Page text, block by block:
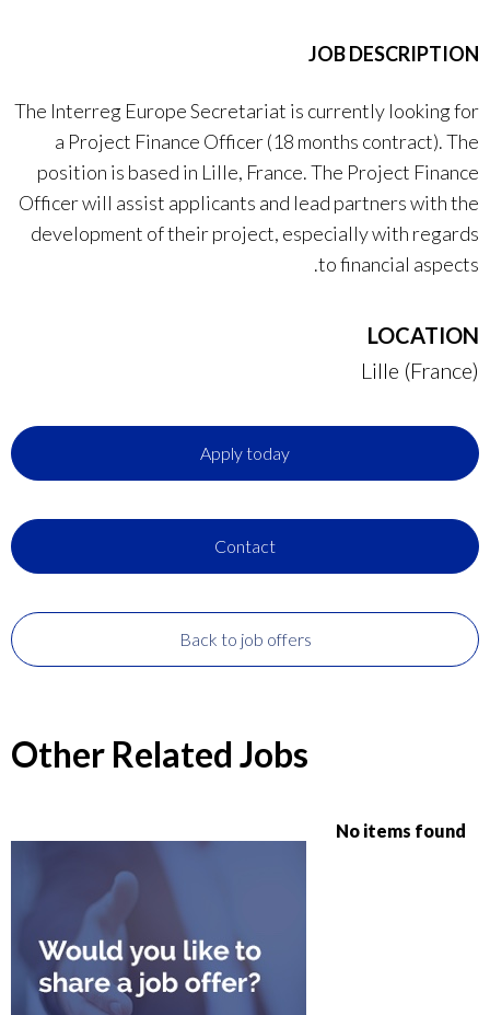
JOB DESCRIPTION
The Interreg Europe Secretariat is currently looking for
a Project Finance Officer (18 months contract). The
position is based in Lille, France. The Project Finance
Officer will assist applicants and lead partners with the
development of their project, especially with regards
to financial aspects.
LOCATION
Lille (France)
Apply today
Contact
Back to job offers
Other Related Jobs
No items found